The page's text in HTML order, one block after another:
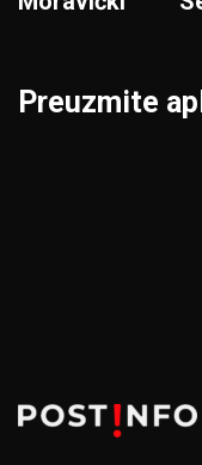
Preuzmite